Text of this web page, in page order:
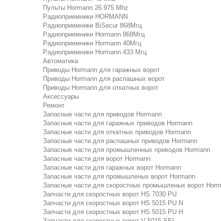
Пульты Hormann 26.975 Mhz
Радиоприемники HORMANN
Радиоприемники BiSecur 868Мгц
Радиоприемники Hormann 868Мгц
Радиоприемники Hormann 40Мгц
Радиоприемники Hormann 433 Мгц
Автоматика
Приводы Hormann для гаражных ворот
Приводы Hormann для распашных ворот
Приводы Hormann для откатных ворот
Аксессуары
Ремонт
Запасные части для приводов Hormann
Запасные части для гаражных приводов Hormann
Запасные части для откатных приводов Hormann
Запасные части для распашных приводов Hormann
Запасные части для промышленных приводов Hormann
Запасные части для ворот Hormann
Запасные части для гаражных ворот Hormann
Запасные части для промышленых ворот Hormann
Запасные части для скоростных промышленых ворот
Запчасти для скоростных ворот HS 7030 PU
Запчасти для скоростных ворот HS 5015 PU N
Запчасти для скоростных ворот HS 5015 PU H